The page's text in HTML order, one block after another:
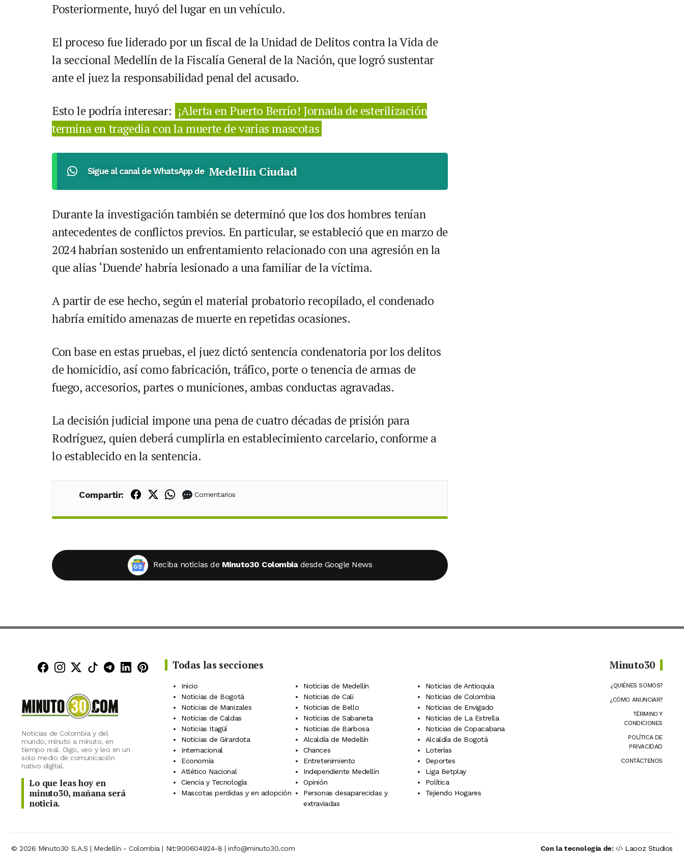
Posteriormente, huyó del lugar en un vehículo.
El proceso fue liderado por un fiscal de la Unidad de Delitos contra la Vida de
la seccional Medellín de la Fiscalía General de la Nación, que logró sustentar
ante el juez la responsabilidad penal del acusado.
Esto le podría interesar: ¡Alerta en Puerto Berrío! Jornada de esterilización
termina en tragedia con la muerte de varias mascotas
Sigue al canal de WhatsApp de Medellín Ciudad
Durante la investigación también se determinó que los dos hombres tenían
antecedentes de conflictos previos. En particular, se estableció que en marzo de
2024 habrían sostenido un enfrentamiento relacionado con una agresión en la
que alias ‘Duende’ habría lesionado a una familiar de la víctima.
A partir de ese hecho, según el material probatorio recopilado, el condenado
habría emitido amenazas de muerte en repetidas ocasiones.
Con base en estas pruebas, el juez dictó sentencia condenatoria por los delitos
de homicidio, así como fabricación, tráfico, porte o tenencia de armas de
fuego, accesorios, partes o municiones, ambas conductas agravadas.
La decisión judicial impone una pena de cuatro décadas de prisión para
Rodríguez, quien deberá cumplirla en establecimiento carcelario, conforme a
lo establecido en la sentencia.
Compartir: Compartir en Facebook
Compartir en X (Twitter)
Compartir en WhatsApp
Comentarios
Reciba noticias de Minuto30 Colombia desde Google News
Minuto30 en Facebook
Minuto30 en Instagram
Minuto30 en X (Twitter)
Minuto30 en TikTok
Canal de Minuto30 en Telegram
Minuto30 en LinkedIn
Minuto30 en Pinterest
Noticias de Colombia y del
mundo, minuto a minuto, en
tiempo real. Oigo, veo y leo en un
solo medio de comunicación
nativo digital.
Lo que leas hoy en
minuto30, mañana será
noticia.
Todas las secciones
Inicio Noticias de Medellín
Noticias de Antioquia
Noticias de Bogotá
Noticias de Cali
Noticias de Colombia
Noticias de Manizales
Noticias de Bello
Noticias de Envigado
Noticias de Caldas
Noticias de Sabaneta
Noticias de La Estrella
Noticias Itagüí
Noticias de Barbosa
Noticias de Copacabana
Noticias de Girardota
Alcaldía de Medellín
Alcaldía de Bogotá
Internacional
Chances
Loterías
Economía
Entretenimiento
Deportes
Atlético Nacional
Independiente Medellín
Liga Betplay
Ciencia y Tecnología
Opinión
Política
Mascotas perdidas y en adopción
Personas desaparecidas y
extraviadas
Tejiendo Hogares
Minuto30
¿QUIÉNES SOMOS?
¿CÓMO ANUNCIAR?
TÉRMINO Y
CONDICIONES
POLÍTICA DE
PRIVACIDAD
CONTÁCTENOS
© 2026 Minuto30 S.A.S | Medellín - Colombia | Nit:900604924-8 | info@minuto30.com Con la tecnología de: Laooz Studios